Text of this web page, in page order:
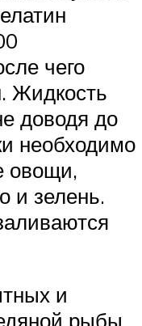
чего
Жидкость
доводя до
необходимо
овощи,
и зелень.
и
рыбы